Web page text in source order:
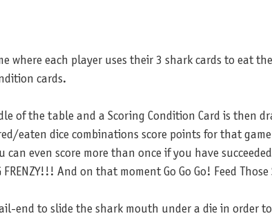
where each player uses their 3 shark cards to eat
cards.
of the table and a Scoring Condition Card is then
eaten dice combinations score points for that
can even score more than once if you have
FRENZY!!! And on that moment Go Go Go! Feed
end to slide the shark mouth under a die in order